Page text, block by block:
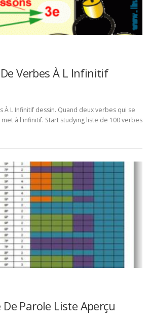
Verbes À L Infinitif
À L Infinitif dessin. Quand deux verbes qui se
à l'infinitif. Start studying liste de 100 verbes
De Parole Liste Aperçu